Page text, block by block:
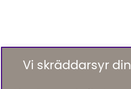
Vi skräddarsyr